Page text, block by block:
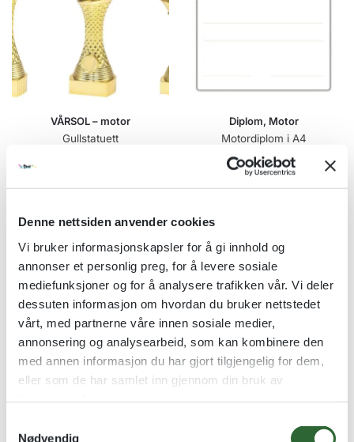
Denne nettsiden anvender cookies
Vi bruker informasjonskapsler for å gi innhold og
annonser et personlig preg, for å levere sosiale
mediefunksjoner og for å analysere trafikken vår. Vi deler
dessuten informasjon om hvordan du bruker nettstedet
vårt, med partnerne våre innen sosiale medier,
annonsering og analysearbeid, som kan kombinere den
med annen informasjon du har gjort tilgjengelig for dem,
eller som de har samlet inn gjennom din bruk av
Nødvendig
VÅRSOL – motor
Gullstatuett
Diplom, Motor
Motordiplom i A4
kr20,00
Kvantumsrabatt